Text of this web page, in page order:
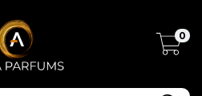
0